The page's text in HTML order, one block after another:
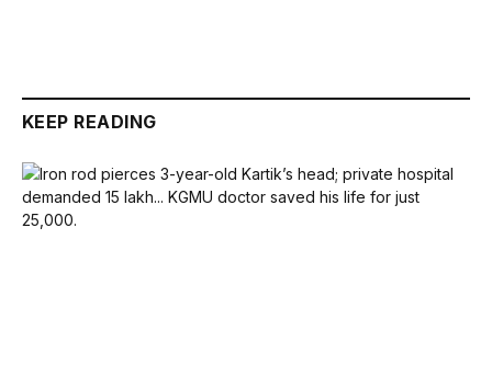
KEEP READING